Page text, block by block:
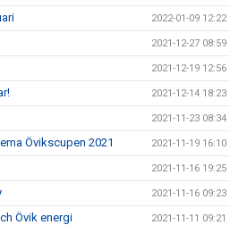
2022-01-09 12:22
2021-12-27 08:59
2021-12-19 12:56
2021-12-14 18:23
2021-11-23 08:34
Övikscupen 2021 2021-11-19 16:10
2021-11-16 19:25
2021-11-16 09:23
Övik energi 2021-11-11 09:21